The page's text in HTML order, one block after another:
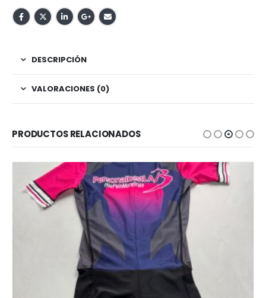
DESCRIPCIÓN
VALORACIONES (0)
PRODUCTOS RELACIONADOS